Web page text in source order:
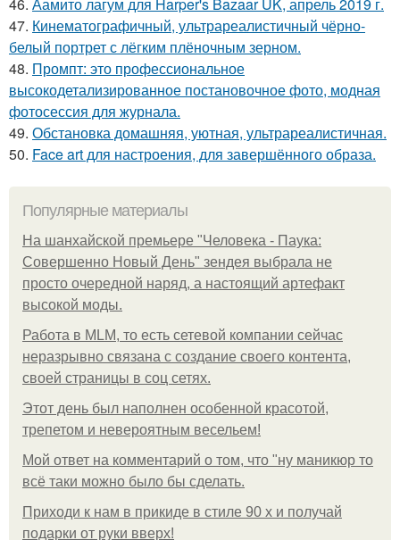
47. Кинематографичный, ультрареалистичный чёрно-
белый портрет с лёгким плёночным зерном.
48. Промпт: это профессиональное
высокодетализированное постановочное фото, модная
фотосессия для журнала.
49. Обстановка домашняя, уютная, ультрареалистичная.
50. Face art для настроения, для завершённого образа.
Популярные материалы
На шанхайской премьере "Человека - Паука:
Совершенно Новый День" зендея выбрала не
просто очередной наряд, а настоящий артефакт
высокой моды.
Работа в MLM, то есть сетевой компании сейчас
неразрывно связана с создание своего контента,
своей страницы в соц сетях.
Этот день был наполнен особенной красотой,
трепетом и невероятным весельем!
Мой ответ на комментарий о том, что "ну маникюр то
всё таки можно было бы сделать.
Приходи к нам в прикиде в стиле 90 х и получай
подарки от руки вверх!